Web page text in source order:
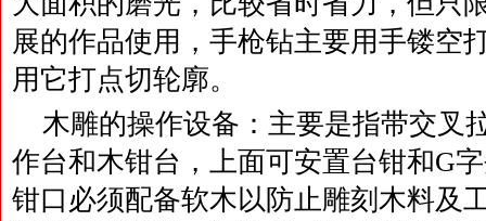
展的作品使用，手枪钻主要用手镂空
用它打点切轮廓。
木雕的操作设备：主要是指带交叉
作台和木钳台，上面可安置台钳和G
钳口必须配备软木以防止雕刻木料及